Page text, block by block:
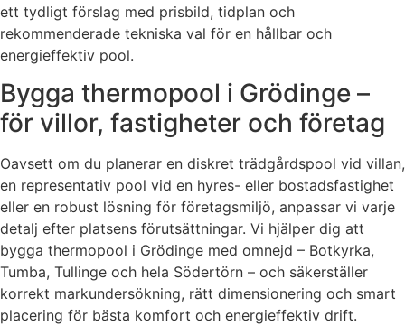
ett tydligt förslag med prisbild, tidplan och
rekommenderade tekniska val för en hållbar och
energieffektiv pool.
Bygga thermopool i Grödinge –
för villor, fastigheter och företag
Oavsett om du planerar en diskret trädgårdspool vid villan,
en representativ pool vid en hyres- eller bostadsfastighet
eller en robust lösning för företagsmiljö, anpassar vi varje
detalj efter platsens förutsättningar. Vi hjälper dig att
bygga thermopool i Grödinge med omnejd – Botkyrka,
Tumba, Tullinge och hela Södertörn – och säkerställer
korrekt markundersökning, rätt dimensionering och smart
placering för bästa komfort och energieffektiv drift.